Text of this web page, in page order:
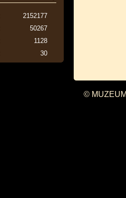
30
2152177
50267
1128
©